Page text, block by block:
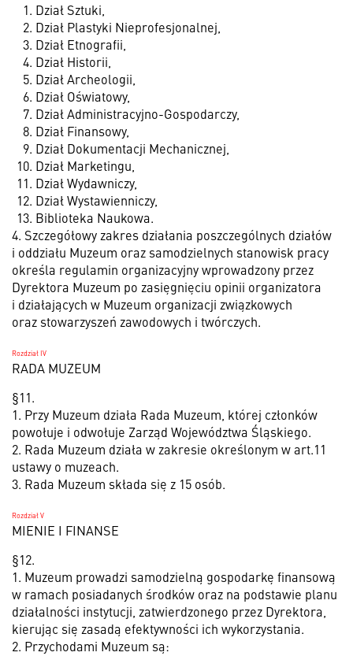
Dział Sztuki,
Dział Plastyki Nieprofesjonalnej,
Dział Etnografii,
Dział Historii,
Dział Archeologii,
Dział Oświatowy,
Dział Administracyjno-Gospodarczy,
Dział Finansowy,
Dział Dokumentacji Mechanicznej,
Dział Marketingu,
Dział Wydawniczy,
Dział Wystawienniczy,
Biblioteka Naukowa.
4. Szczegółowy zakres działania poszczególnych działów
i oddziału Muzeum oraz samodzielnych stanowisk pracy
określa regulamin organizacyjny wprowadzony przez
Dyrektora Muzeum po zasięgnięciu opinii organizatora
i działających w Muzeum organizacji związkowych
oraz stowarzyszeń zawodowych i twórczych.
Rozdział IV
RADA MUZEUM
§11.
1. Przy Muzeum działa Rada Muzeum, której członków
powołuje i odwołuje Zarząd Województwa Śląskiego.
2. Rada Muzeum działa w zakresie określonym w art.11
ustawy o muzeach.
3. Rada Muzeum składa się z 15 osób.
Rozdział V
MIENIE I FINANSE
§12.
1. Muzeum prowadzi samodzielną gospodarkę finansową
w ramach posiadanych środków oraz na podstawie planu
działalności instytucji, zatwierdzonego przez Dyrektora,
kierując się zasadą efektywności ich wykorzystania.
2. Przychodami Muzeum są: